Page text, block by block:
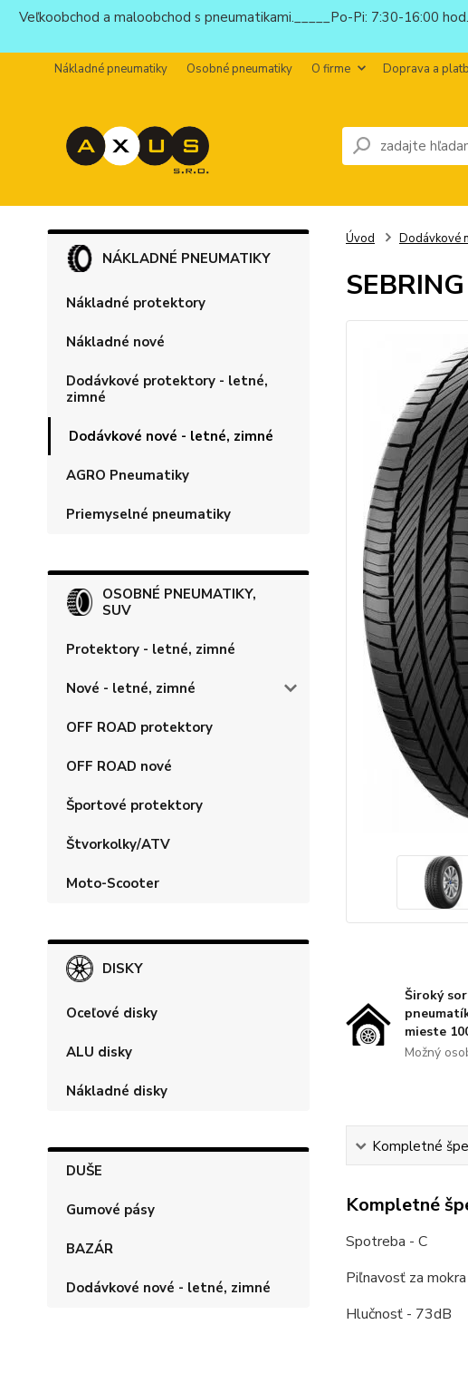
Veľkoobchod a maloobchod s pneumatikami._____Po-Pi: 7:30-16:00
Nákladné pneumatiky Osobné pneumatiky O firme Doprava a
NÁKLADNÉ PNEUMATIKY
Nákladné protektory
Nákladné nové
Dodávkové protektory - letné,
zimné
Dodávkové nové - letné, zimné
AGRO Pneumatiky
Priemyselné pneumatiky
OSOBNÉ PNEUMATIKY,
SUV
Protektory - letné, zimné
Nové - letné, zimné
OFF ROAD protektory
OFF ROAD nové
Športové protektory
Štvorkolky/ATV
Moto-Scooter
DISKY
Oceľové disky
ALU disky
Nákladné disky
DUŠE
Gumové pásy
BAZÁR
Dodávkové nové - letné, zimné
Úvod Dodávkové
Široký
mieste
Možný
Kompletné
Kompletné
Spotreba - C
Piľnavosť za
Hlučnosť - 73dB